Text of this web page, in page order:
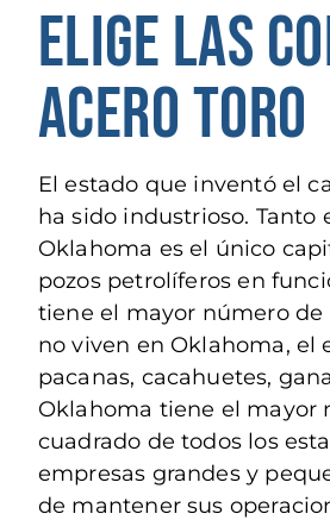
ELIGE LAS
ACERO TORO
El estado que inventó el
ha sido industrioso. Tanto
Oklahoma es el único
pozos petrolíferos en
tiene el mayor número de
no viven en Oklahoma, el
pacanas, cacahuetes,
Oklahoma tiene el mayor
cuadrado de todos los
empresas grandes y
de mantener sus